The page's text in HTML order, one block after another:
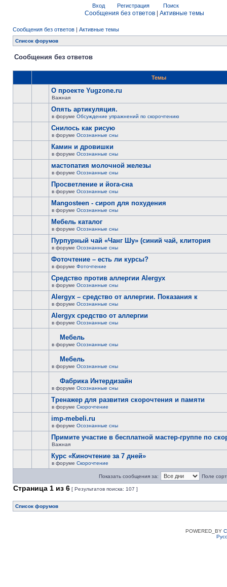
Вход Регистрация Поиск
Сообщения без ответов Активные темы
Сообщения без ответов | Активные темы
Список форумов
Сообщения без ответов
Темы
О проекте Yugzone.ru
Важная
Опять артикуляция.
в форуме Обсуждение упражнений по скорочтению
Снилось как рисую
в форуме Осознанные сны
Камин и дровишки
в форуме Осознанные сны
мастопатия молочной железы
в форуме Осознанные сны
Просветление и йога-сна
в форуме Осознанные сны
Mangosteen - сироп для похудения
в форуме Осознанные сны
Мебель каталог
в форуме Осознанные сны
Пурпурный чай «Чанг Шу» (синий чай, клитория
в форуме Осознанные сны
Фоточтение – есть ли курсы?
в форуме Фоточтение
Cредство против аллергии Alergyx
в форуме Осознанные сны
Alergyx – средство от аллергии. Показания к
в форуме Осознанные сны
Alergyx средство от аллергии
в форуме Осознанные сны
Мебель
в форуме Осознанные сны
Мебель
в форуме Осознанные сны
Фабрика Интердизайн
в форуме Осознанные сны
Тренажер для развития скорочтения и памяти
в форуме Скорочтение
imp-mebeli.ru
в форуме Осознанные сны
Примите участие в бесплатной мастер-группе по
Важная
Курс «Киночтение за 7 дней»
в форуме Скорочтение
Показать сообщения за: Поле
Страница 1 из 6 [ Результатов поиска: 107 ]
Список форумов
POWERED_BY